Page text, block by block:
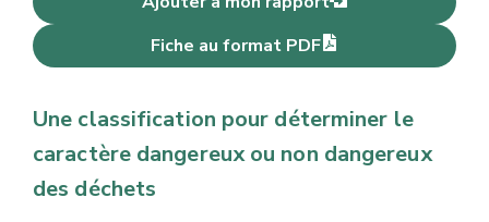
Fiche au format PDF
Une classification pour déterminer le
caractère dangereux ou non dangereux
des déchets